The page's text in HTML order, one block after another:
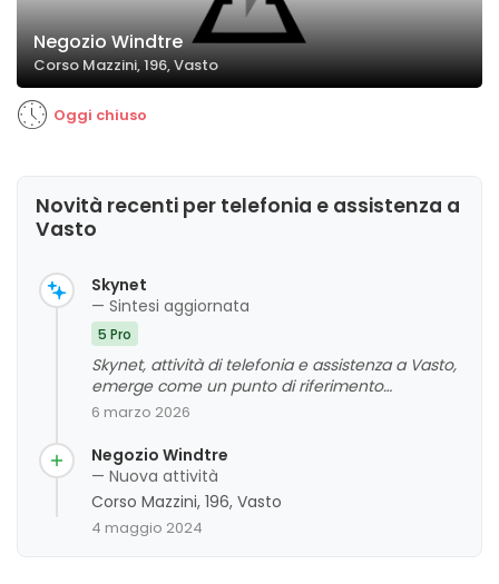
Negozio Windtre
Corso Mazzini, 196, Vasto
Oggi chiuso
Novità recenti per telefonia e assistenza a
Vasto
Skynet
— Sintesi aggiornata
5 Pro
Skynet, attività di telefonia e assistenza a Vasto,
emerge come un punto di riferimento
apprezzato dalla clientela per la qualità del
evidenziano un giudizio complessivo molto
positivo, sottolineando la preparazione dello
staff e l'efficienza dell'assistenza. Tuttavia, alcuni
commenti riconoscono che, trattandosi di un
commercio, possono verificarsi problematiche
6 marzo 2026
Negozio Windtre
— Nuova attività
Corso Mazzini, 196, Vasto
4 maggio 2024